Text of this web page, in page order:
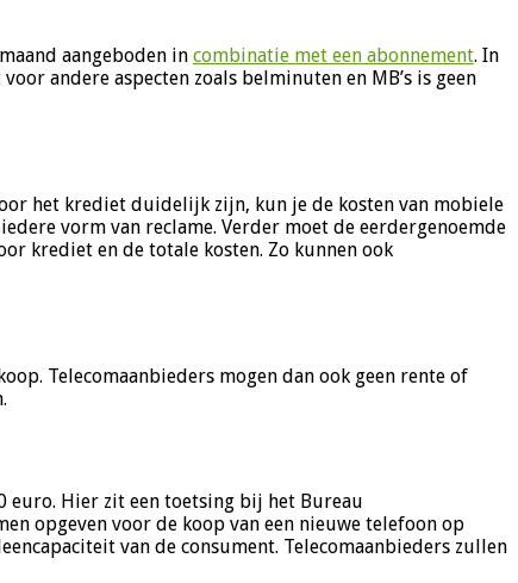
aangeboden in combinatie met een abonnement. In
andere aspecten zoals belminuten en MB’s is geen
het krediet duidelijk zijn, kun je de kosten van mobiele
vorm van reclame. Verder moet de eerdergenoemde
krediet en de totale kosten. Zo kunnen ook
Telecomaanbieders mogen dan ook geen rente of
euro. Hier zit een toetsing bij het Bureau
opgeven voor de koop van een nieuwe telefoon op
van de consument. Telecomaanbieders zullen